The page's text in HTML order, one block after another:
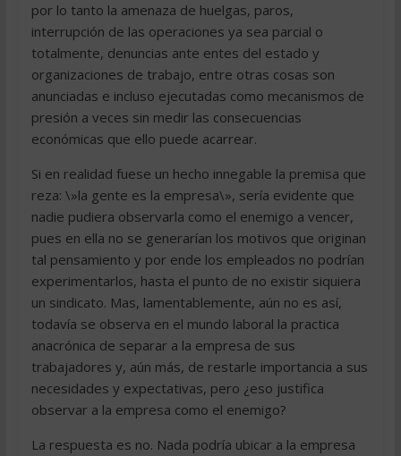
por lo tanto la amenaza de huelgas, paros,
interrupción de las operaciones ya sea parcial o
totalmente, denuncias ante entes del estado y
organizaciones de trabajo, entre otras cosas son
anunciadas e incluso ejecutadas como mecanismos de
presión a veces sin medir las consecuencias
económicas que ello puede acarrear.
Si en realidad fuese un hecho innegable la premisa que
reza: \»la gente es la empresa\», sería evidente que
nadie pudiera observarla como el enemigo a vencer,
pues en ella no se generarían los motivos que originan
tal pensamiento y por ende los empleados no podrían
experimentarlos, hasta el punto de no existir siquiera
un sindicato. Mas, lamentablemente, aún no es así,
todavía se observa en el mundo laboral la practica
anacrónica de separar a la empresa de sus
trabajadores y, aún más, de restarle importancia a sus
necesidades y expectativas, pero ¿eso justifica
observar a la empresa como el enemigo?
La respuesta es no. Nada podría ubicar a la empresa